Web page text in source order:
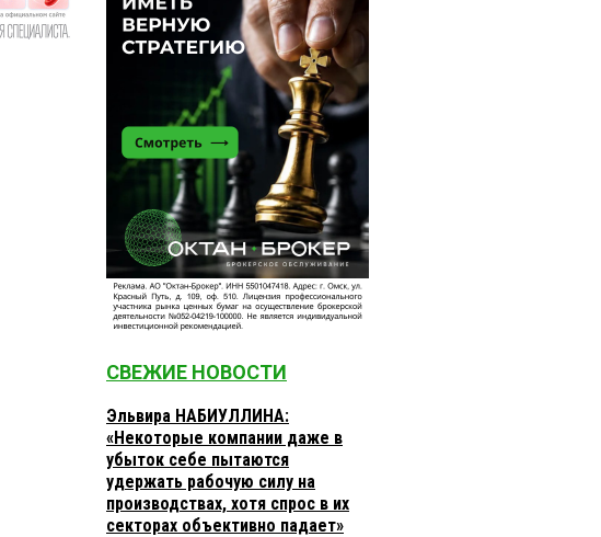
СВЕЖИЕ НОВОСТИ
Эльвира НАБИУЛЛИНА:
«Некоторые компании даже в
убыток себе пытаются
удержать рабочую силу на
производствах, хотя спрос в их
секторах объективно падает»